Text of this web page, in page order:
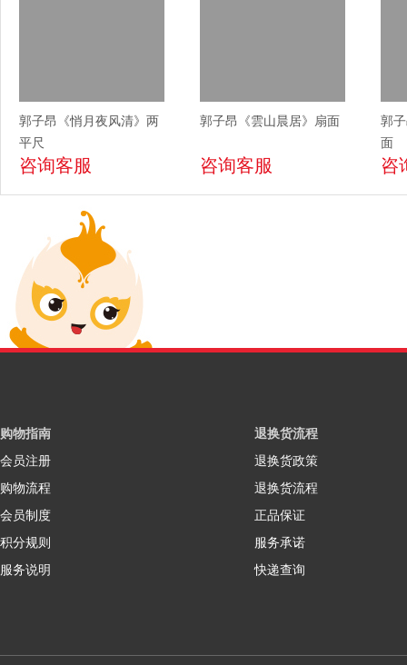
郭子昂《悄月夜风清》两
平尺
咨询客服
郭子昂《雲山晨居》扇面
咨询客服
郭
面
咨
购物指南
会员注册
购物流程
会员制度
积分规则
服务说明
退换货流程
退换货政策
退换货流程
正品保证
服务承诺
快递查询